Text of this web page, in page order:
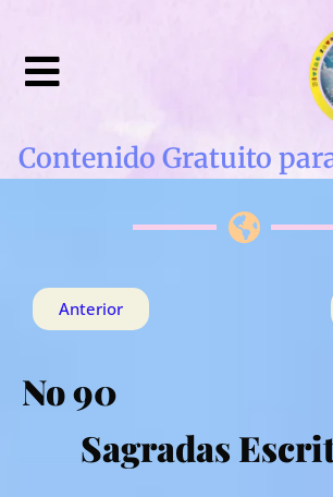
Contenido Gratuito
Anterior
No 90
Sagradas